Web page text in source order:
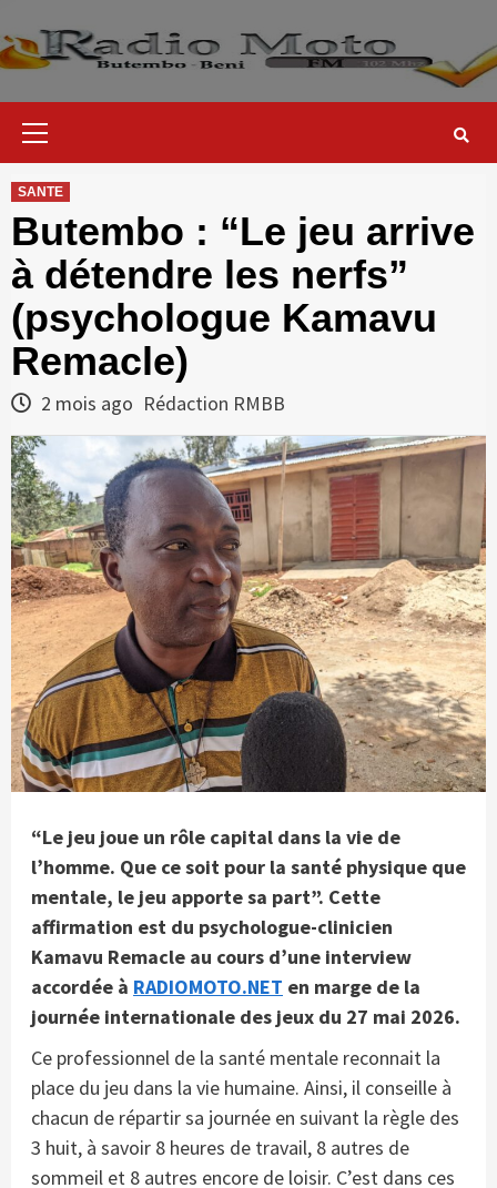
to
content
SANTE
Butembo : “Le jeu arrive
à détendre les nerfs”
(psychologue Kamavu
Remacle)
2 mois ago Rédaction RMBB
“Le jeu joue un rôle capital dans la vie de
l’homme. Que ce soit pour la santé physique que
mentale, le jeu apporte sa part”. Cette
affirmation est du psychologue-clinicien
Kamavu Remacle au cours d’une interview
accordée à RADIOMOTO.NET en marge de la
journée internationale des jeux du 27 mai 2026.
Ce professionnel de la santé mentale reconnait la
place du jeu dans la vie humaine. Ainsi, il conseille à
chacun de répartir sa journée en suivant la règle des
3 huit, à savoir 8 heures de travail, 8 autres de
sommeil et 8 autres encore de loisir. C’est dans ces